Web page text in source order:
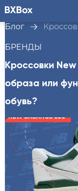
Блог
БРЕНДЫ
Кроссовки
образа или
обувь?